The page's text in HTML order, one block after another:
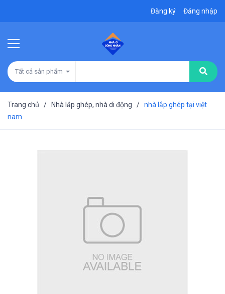
Đăng ký Đăng nhập
Tất cả sản phẩm
Trang chủ / Nhà lắp ghép, nhà di động / nhà lắp ghép tại việt
nam